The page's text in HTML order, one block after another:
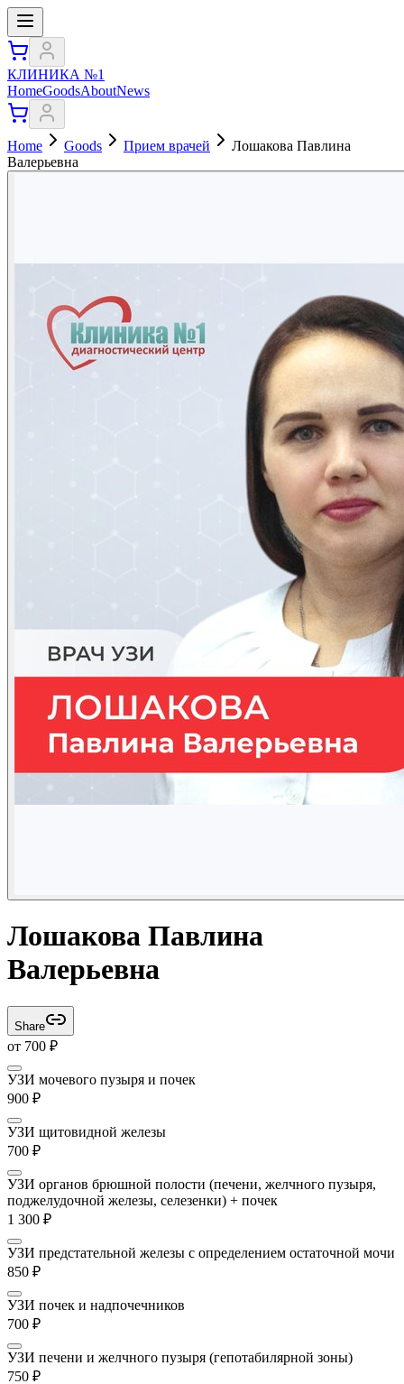
КЛИНИКА №1
HomeGoodsAboutNews
Home Goods Прием врачей
Лошакова Павлина
Валерьевна
Лошакова Павлина
Валерьевна
Share
от 700 ₽
УЗИ мочевого пузыря и почек
900 ₽
УЗИ щитовидной железы
700 ₽
УЗИ органов брюшной полости (печени, желчного пузыря,
поджелудочной железы, селезенки) + почек
1 300 ₽
УЗИ предстательной железы с определением остаточной мочи
850 ₽
УЗИ почек и надпочечников
700 ₽
УЗИ печени и желчного пузыря (гепотабилярной зоны)
750 ₽